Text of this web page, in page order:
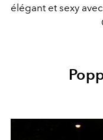
élégant et sexy